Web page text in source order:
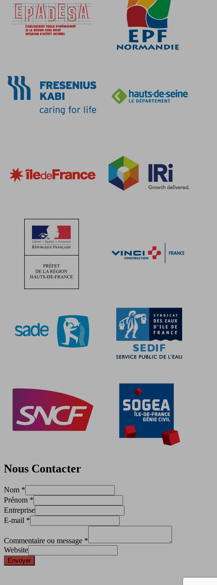
Nous Contacter
Nom *
Prénom *
Entreprise
E-mail *
Commentaire ou message *
Website
Envoyer